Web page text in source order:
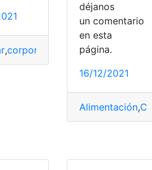
,corporal masa,peso
déjanos
un comentario
en esta
página.
16/12/2021
Alimentación,